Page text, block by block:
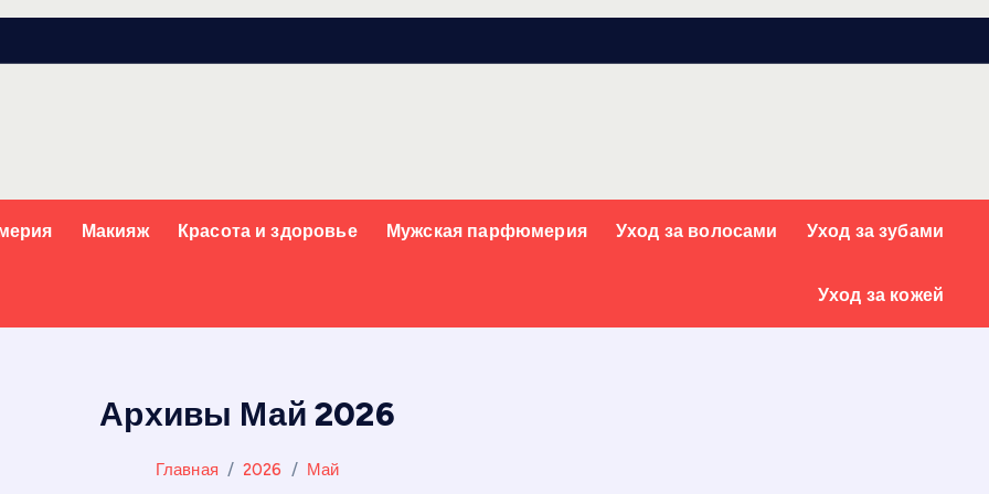
Макияж Красота и здоровье Мужская парфюмерия Уход за волосами Уход за зубами
Уход за кожей
Архивы Май 2026
Главная 2026 Май